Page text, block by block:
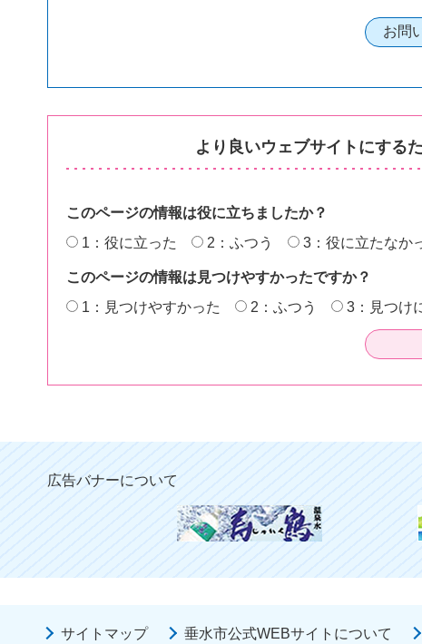
より良いウェブサイトにする
このページの情報は役に立ちましたか？
1：役に立った
2：ふつう 3：役に立たなか
このページの情報は見つけやすかったですか？
1：見つけやすかった
2：ふつう 3：見つけ
広告バナーについて
サイトマップ 垂水市公式WEBサイトについて